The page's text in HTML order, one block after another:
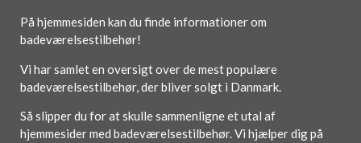
På hjemmesiden kan du finde informationer om
badeværelsestilbehør!
Vi har samlet en oversigt over de mest populære
badeværelsestilbehør, der bliver solgt i Danmark.
Så slipper du for at skulle sammenligne et utal af
hjemmesider med badeværelsestilbehør. Vi hjælper dig på